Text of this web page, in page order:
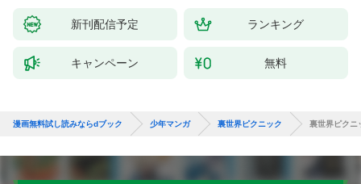
新刊配信予定 ランキング
キャンペーン 無料
漫画無料試し読みならdブック 少年マンガ 裏世界ピクニック 裏世界ピクニ